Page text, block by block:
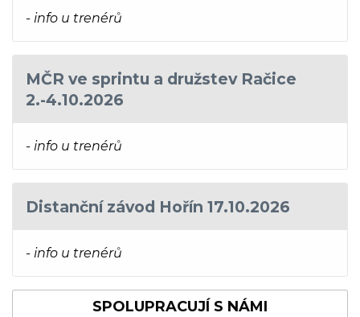
- info u trenérů
MČR ve sprintu a družstev Račice
2.-4.10.2026
- info u trenérů
Distanční závod Hořín 17.10.2026
- info u trenérů
SPOLUPRACUJÍ S NÁMI